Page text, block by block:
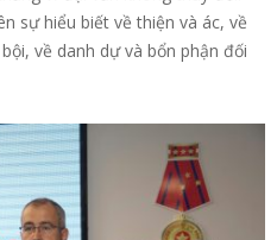
sự hiểu biết về thiện và ác, về
về danh dự và bổn phận đối